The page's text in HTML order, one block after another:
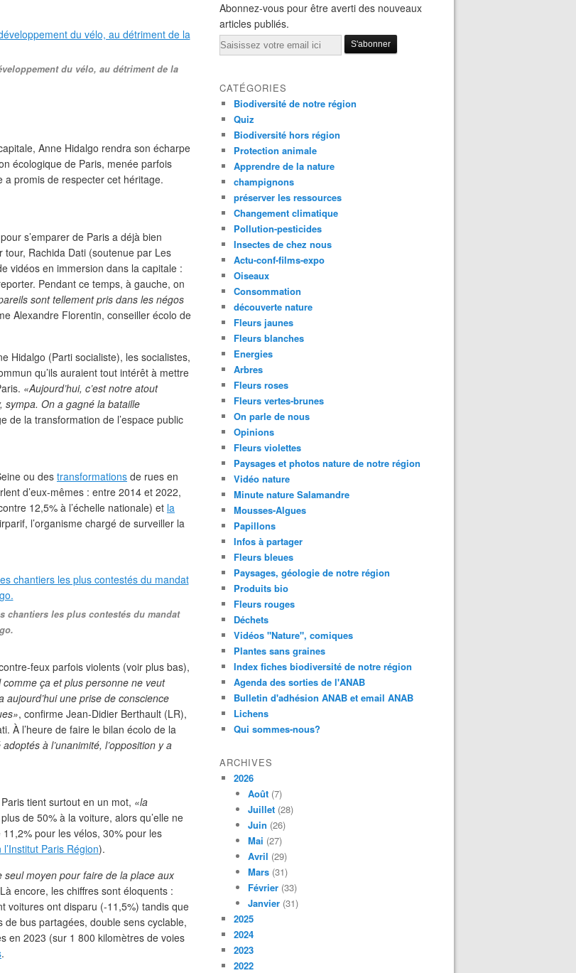
du vélo, au détriment de la
Anne Hidalgo rendra son écharpe
écologique de Paris, menée parfois
a promis de respecter cet héritage.
s’emparer de Paris a déjà bien
tour, Rachida Dati (soutenue par Les
vidéos en immersion dans la capitale :
Pendant ce temps, à gauche, on
sont tellement pris dans les négos
Alexandre Florentin, conseiller écolo de
Hidalgo (Parti socialiste), les socialistes,
qu’ils auraient tout intérêt à mettre
«Aujourd’hui, c’est notre atout
sympa. On a gagné la bataille
de la transformation de l’espace public
ou des transformations de rues en
d’eux-mêmes : entre 2014 et 2022,
12,5% à l’échelle nationale) et la
l’organisme chargé de surveiller la
chantiers les plus contestés du mandat
feux parfois violents (voir plus bas),
comme ça et plus personne ne veut
aujourd’hui une prise de conscience
, confirme Jean-Didier Berthault (LR),
À l’heure de faire le bilan écolo de la
à l’unanimité, l’opposition y a
tient surtout en un mot, «la
de 50% à la voiture, alors qu’elle ne
pour les vélos, 30% pour les
l’Institut Paris Région).
seul moyen pour faire de la place aux
encore, les chiffres sont éloquents :
voitures ont disparu (-11,5%) tandis que
bus partagées, double sens cyclable,
en 2023 (sur 1 800 kilomètres de voies
.
Abonnez-vous pour être averti des nouveaux
articles publiés.
Email
CATÉGORIES
Biodiversité de notre région
Quiz
Biodiversité hors région
Protection animale
Apprendre de la nature
champignons
préserver les ressources
Changement climatique
Pollution-pesticides
Insectes de chez nous
Actu-conf-films-expo
Oiseaux
Consommation
découverte nature
Fleurs jaunes
Fleurs blanches
Energies
Arbres
Fleurs roses
Fleurs vertes-brunes
On parle de nous
Opinions
Fleurs violettes
Paysages et photos nature de notre région
Vidéo nature
Minute nature Salamandre
Mousses-Algues
Papillons
Infos à partager
Fleurs bleues
Paysages, géologie de notre région
Produits bio
Fleurs rouges
Déchets
Vidéos "Nature", comiques
Plantes sans graines
Index fiches biodiversité de notre région
Agenda des sorties de l'ANAB
Bulletin d'adhésion ANAB et email ANAB
Lichens
Qui sommes-nous?
ARCHIVES
2026
Août (7)
Juillet (28)
Juin (26)
Mai (27)
Avril (29)
Mars (31)
Février (33)
Janvier (31)
2025
2024
2023
2022